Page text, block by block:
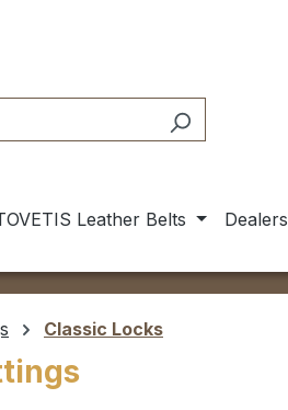
Leather Belts Dealers
Classic Locks